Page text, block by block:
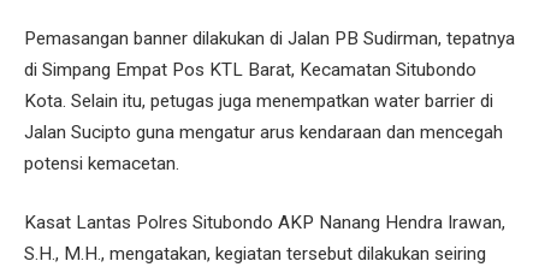
Pemasangan banner dilakukan di Jalan PB Sudirman, tepatnya
di Simpang Empat Pos KTL Barat, Kecamatan Situbondo
Kota. Selain itu, petugas juga menempatkan water barrier di
Jalan Sucipto guna mengatur arus kendaraan dan mencegah
potensi kemacetan.
Kasat Lantas Polres Situbondo AKP Nanang Hendra Irawan,
S.H., M.H., mengatakan, kegiatan tersebut dilakukan seiring